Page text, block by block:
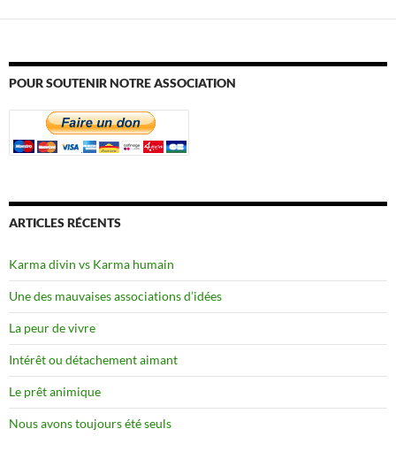
POUR SOUTENIR NOTRE ASSOCIATION
ARTICLES RÉCENTS
Karma divin vs Karma humain
Une des mauvaises associations d’idées
La peur de vivre
Intérêt ou détachement aimant
Le prêt animique
Nous avons toujours été seuls